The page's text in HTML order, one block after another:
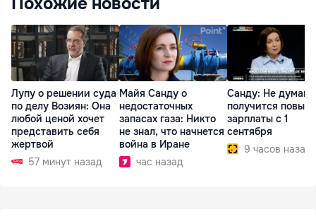
Лупу о решении суда
по делу Возиян: Она
любой ценой хочет
представить себя
жертвой
57 минут назад
Майя Санду о
недостаточных
запасах газа: Никто
не знал, что начнется
война в Иране
час назад
Санду: Не думаю,
получится
зарплаты с 1
сентября
9 часов назад